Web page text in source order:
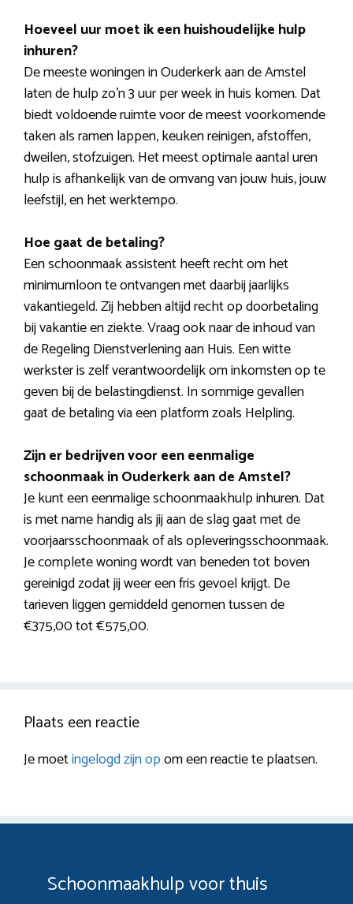
Hoeveel uur moet ik een huishoudelijke hulp
inhuren?
De meeste woningen in Ouderkerk aan de Amstel
laten de hulp zo’n 3 uur per week in huis komen. Dat
biedt voldoende ruimte voor de meest voorkomende
taken als ramen lappen, keuken reinigen, afstoffen,
dweilen, stofzuigen. Het meest optimale aantal uren
hulp is afhankelijk van de omvang van jouw huis, jouw
leefstijl, en het werktempo.
Hoe gaat de betaling?
Een schoonmaak assistent heeft recht om het
minimumloon te ontvangen met daarbij jaarlijks
vakantiegeld. Zij hebben altijd recht op doorbetaling
bij vakantie en ziekte. Vraag ook naar de inhoud van
de Regeling Dienstverlening aan Huis. Een witte
werkster is zelf verantwoordelijk om inkomsten op te
geven bij de belastingdienst. In sommige gevallen
gaat de betaling via een platform zoals Helpling.
Zijn er bedrijven voor een eenmalige
schoonmaak in Ouderkerk aan de Amstel?
Je kunt een eenmalige schoonmaakhulp inhuren. Dat
is met name handig als jij aan de slag gaat met de
voorjaarsschoonmaak of als opleveringsschoonmaak.
Je complete woning wordt van beneden tot boven
gereinigd zodat jij weer een fris gevoel krijgt. De
tarieven liggen gemiddeld genomen tussen de
€375,00 tot €575,00.
Plaats een reactie
Je moetingelogd zijn opom een reactie te plaatsen.
Schoonmaakhulp voor thuis